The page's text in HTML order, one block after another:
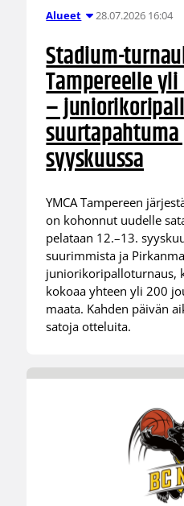
Alueet 28.07.2026 16:04
Stadium-
Tampereelle
–
syyskuussa
YMCA Tampereen
on kohonnut uudelle
pelataan 12.–13.
suurimmista ja
juniorikoripalloturnaus,
kokoaa yhteen yli 200
maata. Kahden päivän
satoja otteluita.